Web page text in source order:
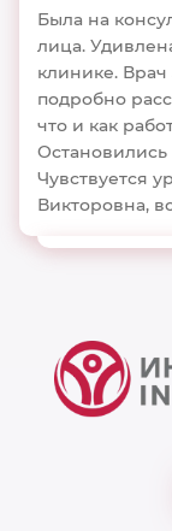
Была на
лица.
клинике. Врач
подробно
что и как
Чувствуется
Викторовна,